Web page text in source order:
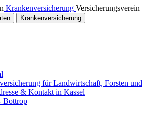
Krankenversicherung Versicherungsverein
Krankenversicherung
für Landwirtschaft, Forsten und
& Kontakt in Kassel
Bottrop